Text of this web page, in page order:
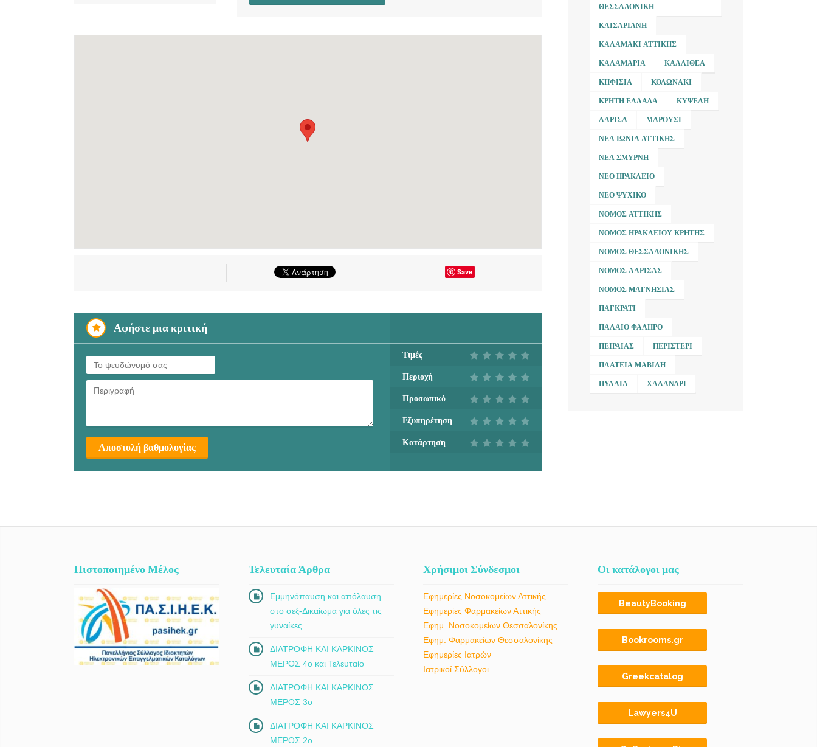
Save
Αφήστε μια κριτική
Τιμές
Περιοχή
Προσωπικό
Εξυπηρέτηση
Κατάρτηση
Αποστολή βαθμολογίας
ΘΕΣΣΑΛΟΝΊΚΗ
ΚΑΙΣΑΡΙΑΝΉ
ΚΑΛΑΜΆΚΙ ΑΤΤΙΚΉΣ
ΚΑΛΑΜΑΡΙΆ ΚΑΛΛΙΘΈΑ
ΚΗΦΙΣΙΆ ΚΟΛΩΝΆΚΙ
ΚΡΉΤΗ ΕΛΛΆΔΑ ΚΥΨΈΛΗ
ΛΆΡΙΣΑ ΜΑΡΟΎΣΙ
ΝΈΑ ΙΩΝΊΑ ΑΤΤΙΚΉΣ
ΝΈΑ ΣΜΎΡΝΗ
ΝΈΟ ΗΡΆΚΛΕΙΟ
ΝΈΟ ΨΥΧΙΚΌ
ΝΟΜΌΣ ΑΤΤΙΚΉΣ
ΝΟΜΌΣ ΗΡΑΚΛΕΊΟΥ ΚΡΉΤΗΣ
ΝΟΜΌΣ ΘΕΣΣΑΛΟΝΊΚΗΣ
ΝΟΜΌΣ ΛΆΡΙΣΑΣ
ΝΟΜΌΣ ΜΑΓΝΗΣΊΑΣ
ΠΑΓΚΡΆΤΙ
ΠΑΛΑΙΌ ΦΆΛΗΡΟ
ΠΕΙΡΑΙΆΣ ΠΕΡΙΣΤΈΡΙ
ΠΛΑΤΕΊΑ ΜΑΒΊΛΗ
ΠΥΛΑΊΑ ΧΑΛΆΝΔΡΙ
Πιστοποιημένο Μέλος Τελευταία Άρθρα
Εμμηνόπαυση και απόλαυση
στο σεξ-Δικαίωμα για όλες τις
γυναίκες
ΔΙΑΤΡΟΦΗ ΚΑΙ ΚΑΡΚΙΝΟΣ
ΜΕΡΟΣ 4ο και Τελευταίο
ΔΙΑΤΡΟΦΗ ΚΑΙ ΚΑΡΚΙΝΟΣ
ΜΕΡΟΣ 3ο
ΔΙΑΤΡΟΦΗ ΚΑΙ ΚΑΡΚΙΝΟΣ
ΜΕΡΟΣ 2ο
Χρήσιμοι Σύνδεσμοι
Εφημερίες Νοσοκομείων Αττικής
Εφημερίες Φαρμακείων Αττικής
Εφημ. Νοσοκομείων Θεσσαλονίκης
Εφημ. Φαρμακείων Θεσσαλονίκης
Εφημερίες Ιατρών
Ιατρικοί Σύλλογοι
Οι κατάλογοι μας
BeautyBooking
Bookrooms.gr
Greekcatalog
Lawyers4U